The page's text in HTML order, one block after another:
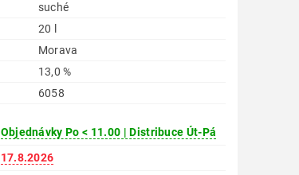
suché
20 l
Morava
13,0 %
6058
Objednávky Po < 11.00 | Distribuce Út-Pá
17.8.2026